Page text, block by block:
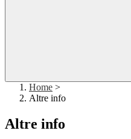
Home >
Altre info
Altre info